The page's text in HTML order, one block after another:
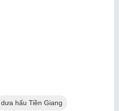
dưa hấu Tiền Giang